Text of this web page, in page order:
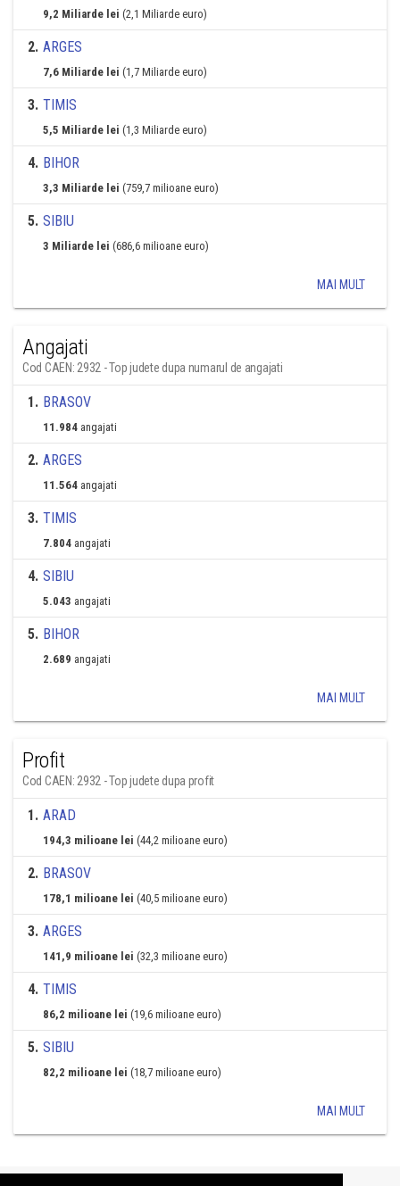
9,2 Miliarde lei (2,1 Miliarde euro)
2. ARGES
7,6 Miliarde lei (1,7 Miliarde euro)
3. TIMIS
5,5 Miliarde lei (1,3 Miliarde euro)
4. BIHOR
3,3 Miliarde lei (759,7 milioane euro)
5. SIBIU
3 Miliarde lei (686,6 milioane euro)
MAI MULT
Angajati
Cod CAEN: 2932 - Top judete dupa numarul de angajati
1. BRASOV
11.984 angajati
2. ARGES
11.564 angajati
3. TIMIS
7.804 angajati
4. SIBIU
5.043 angajati
5. BIHOR
2.689 angajati
MAI MULT
Profit
Cod CAEN: 2932 - Top judete dupa profit
1. ARAD
194,3 milioane lei (44,2 milioane euro)
2. BRASOV
178,1 milioane lei (40,5 milioane euro)
3. ARGES
141,9 milioane lei (32,3 milioane euro)
4. TIMIS
86,2 milioane lei (19,6 milioane euro)
5. SIBIU
82,2 milioane lei (18,7 milioane euro)
MAI MULT